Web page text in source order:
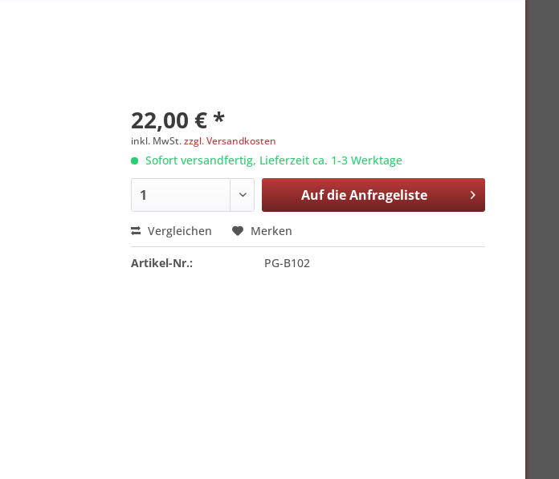
22,00 € *
inkl. MwSt.zzgl. Versandkosten
Sofort versandfertig, Lieferzeit ca. 1-3 Werktage
Auf dieAnfrageliste
Vergleichen Merken
Artikel-Nr.: PG-B102